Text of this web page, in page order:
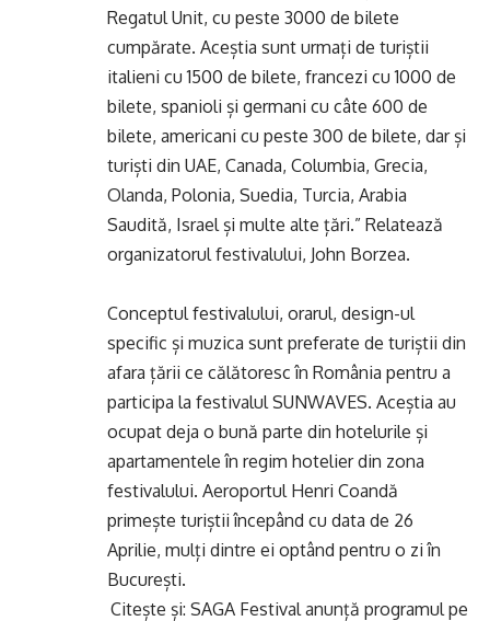
Regatul Unit, cu peste 3000 de bilete
cumpărate. Aceștia sunt urmați de turiștii
italieni cu 1500 de bilete, francezi cu 1000 de
bilete, spanioli și germani cu câte 600 de
bilete, americani cu peste 300 de bilete, dar și
turiști din UAE, Canada, Columbia, Grecia,
Olanda, Polonia, Suedia, Turcia, Arabia
Saudită, Israel și multe alte țări.” Relatează
organizatorul festivalului, John Borzea.
Conceptul festivalului, orarul, design-ul
specific și muzica sunt preferate de turiștii din
afara țării ce călătoresc în România pentru a
participa la festivalul SUNWAVES. Aceștia au
ocupat deja o bună parte din hotelurile și
apartamentele în regim hotelier din zona
festivalului. Aeroportul Henri Coandă
primește turiștii începând cu data de 26
Aprilie, mulți dintre ei optând pentru o zi în
București.
Citește și: SAGA Festival anunță programul pe